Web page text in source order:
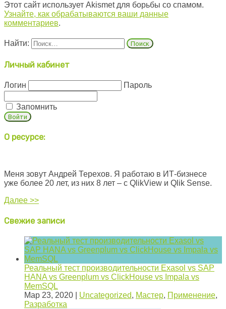
Этот сайт использует Akismet для борьбы со спамом.
Узнайте, как обрабатываются ваши данные
комментариев.
Найти:
Личный кабинет
Логин Пароль
Запомнить
О ресурсе:
Меня зовут Андрей Терехов. Я работаю в ИТ-бизнесе
уже более 20 лет, из них 8 лет – с QlikView и Qlik Sense.
Далее >>
Свежие записи
Реальный тест производительности Exasol vs SAP
HANA vs Greenplum vs ClickHouse vs Impala vs
MemSQL
Мар 23, 2020
Uncategorized, Мастер, Применение,
Разработка